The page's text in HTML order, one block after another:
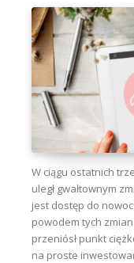
W ciągu ostatnich
uległ gwałtownym
jest dostęp do
powodem tych
przeniósł punkt
na proste